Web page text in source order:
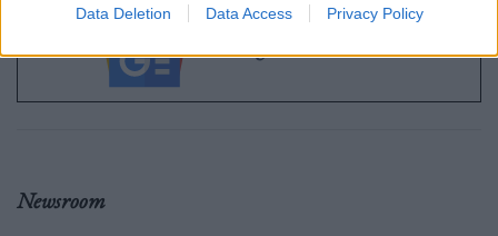
Data Deletion Data Access Privacy Policy
Ακολουθήστε το OLAFAQ
στο Google News
Newsroom